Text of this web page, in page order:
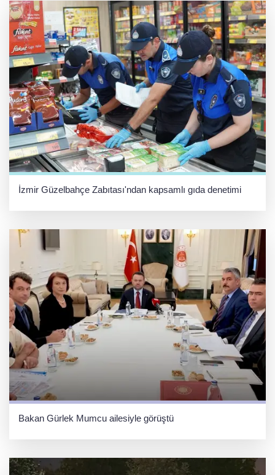
İzmir Güzelbahçe Zabıtası'ndan kapsamlı gıda denetimi
Bakan Gürlek Mumcu ailesiyle görüştü